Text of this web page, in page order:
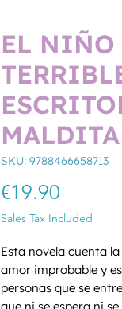
EL NIÑO
MALDITA
SKU: 9788466658713
€19.90
Sales Tax Included
Esta novela cuenta
amor improbable y
personas que se
que ni se espera ni